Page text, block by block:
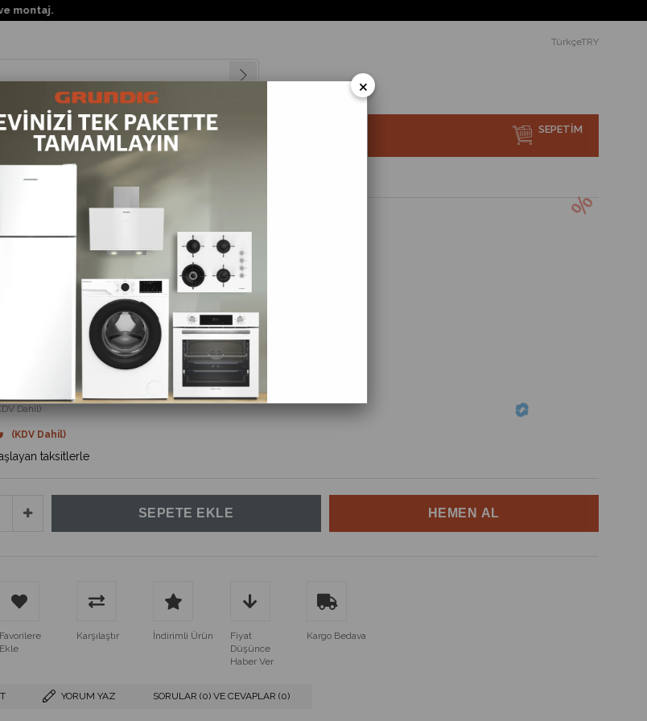
TürkçeTRY
SEPETIM
Teknolojiler Müşteri Hizmetleri
Gri Sandıklı Kumaş Baza
Browni Gri Sandıklı Kumaş Baza
3 Tahmini Teslimat Tarihi
Dahil)
(KDV Dahil)
taksitlerle
Favorilere
Ekle
Karşılaştır İndirimli Ürün
Fiyat
Düşünce
Haber Ver
Kargo Bedava
YORUM YAZ SORULAR (0) VE CEVAPLAR (0)
×